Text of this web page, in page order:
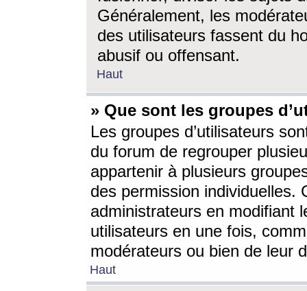
Généralement, les
des utilisateurs fassent du
abusif ou offensant.
Haut
» Que sont les groupes
Les groupes d’utilisateurs
du forum de regrouper
appartenir à plusieurs
des permission individuelles.
administrateurs en modifiant
utilisateurs en une fois,
modérateurs ou bien de leur
Haut